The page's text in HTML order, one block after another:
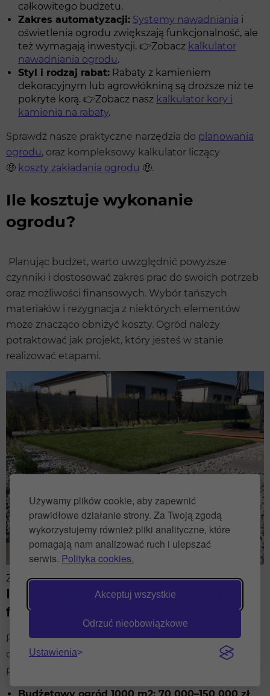
Używamy plików cookie, aby zapewnić
prawidłowe działanie strony. Za Twoją zgodą
wykorzystujemy również pliki analityczne, które
pomagają nam analizować ruch i ulepszać
serwis. Polityka cookies.
Akceptuj wszystkie
Odrzuć nieobowiązkowe
Ustawienia
całkowitego budżetu.
Zakres automatyzacji: Systemy nawadniania i
oświetlenia ogrodu zwiększają funkcjonalność, ale
też wymagają inwestycji. 👉Zobacz kalkulator
nawadniania ogrodu.
Styl i rodzaj rabat: Rabaty z kamieniem
dekoracyjnym lub agrowłókniną są droższe niż te
pokryte korą. 👉Zobacz nasz kalkulator kory i
kamienia na rabaty.
Sprawdź nasze praktyczne narzędzia do planowania
ogrodu, oraz kompleksowy kalkulator liczący
🤑 koszty zakładania ogrodu 🤑.
Ile kosztuje wykonanie
ogrodu?
Planując budżet, warto uwzględnić powyższe
czynniki i dostosować zakres prac do swoich potrzeb
oraz możliwości finansowych. Wybór tańszych
materiałów i rezygnacja z niektórych elementów
może znacząco obniżyć koszty. Ogród należy
potraktować jak projekt, który jesteś w stanie
realizować etapami.
Zakładanie ogrodu przydomowego- koszty
Ile kosztuje założenie ogrodu przez
firmę?
Podsumowując obliczenia, poniżej przedstawiamy
orientacyjne przedziały cenowe założenia ogrodu
przez firmę na działce o powierzchni 1000 m²: